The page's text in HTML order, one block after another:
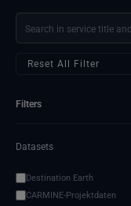
Reset All Filter
Filters
Datasets
Destination Earth
CARMINE-Projektdaten